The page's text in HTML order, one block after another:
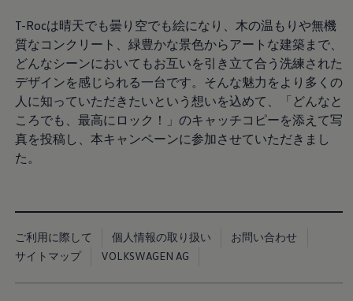
Passat
ID. Buzz
アフターサービス
サービスと純正部品
フォルクスワーゲン純正部品のメリット
点検と車検
修理と点検
エンジンオイルおよびフルード類
ホイールとタイヤ
路上故障に関するサポート
お客様情報
リサイクルへの取組み
警告灯とインジケーターランプ
T-Rocは晴天でも曇り空でも絵になり、木の温もりや無機
質なコンクリート、緑豊かな景色からアートな建築まで、
どんなシーンにおいてもお互いを引き立て合う洗練された
デザインを感じられる一台です。そんな魅力をより多くの
人に知っていただきたいという想いを込めて、「どんなと
ころでも、最高にロック！」のキャッチコピーを添えて写
真を投稿し、本キャンペーンに参加させていただきまし
た。
ご利用に際して 個人情報の取り扱い
お問い合わせ
サイトマップ
VOLKSWAGEN AG